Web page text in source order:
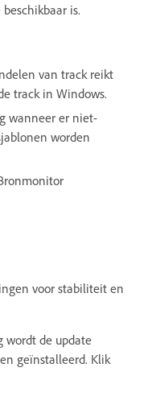
is.
van track reikt
track in Windows.
wanneer er niet-
worden
voor stabiliteit en
wordt de update
geïnstalleerd. Klik